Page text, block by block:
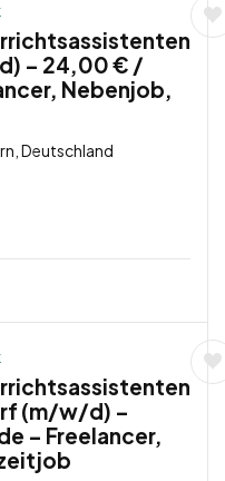
– 24,00 € /
Nebenjob,
Deutschland
(m/w/d) –
– Freelancer,